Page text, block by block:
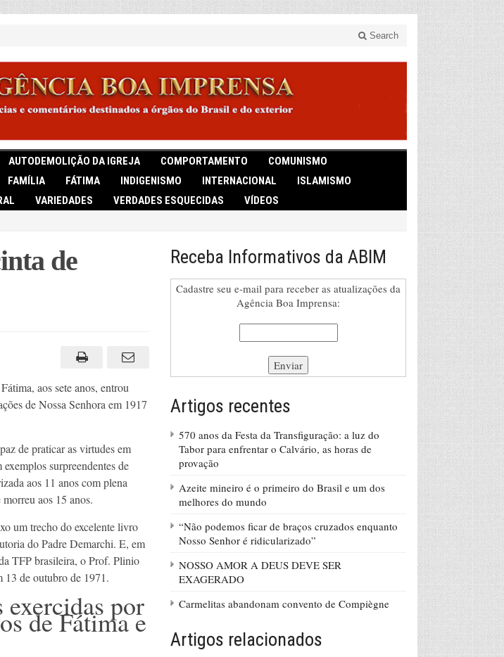
Search
AUTODEMOLIÇÃO DA IGREJA COMPORTAMENTO
COMUNISMO
FAMÍLIA FÁTIMA INDIGENISMO INTERNACIONAL
ISLAMISMO
VARIEDADES VERDADES ESQUECIDAS VÍDEOS
de
aos sete anos, entrou
de Nossa Senhora em 1917
de praticar as virtudes em
surpreendentes de
aos 11 anos com plena
aos 15 anos.
um trecho do excelente livro
do Padre Demarchi. E, em
TFP brasileira, o Prof. Plinio
13 de outubro de 1971.
exercidas por
de Fátima e
Receba Informativos da ABIM
Cadastre seu e-mail para receber as atualizações da
Agência Boa Imprensa:
Artigos recentes
570 anos da Festa da Transfiguração: a luz do
Tabor para enfrentar o Calvário, as horas de
provação
Azeite mineiro é o primeiro do Brasil e um dos
melhores do mundo
“Não podemos ficar de braços cruzados enquanto
Nosso Senhor é ridicularizado”
NOSSO AMOR A DEUS DEVE SER
EXAGERADO
Carmelitas abandonam convento de Compiègne
Artigos relacionados